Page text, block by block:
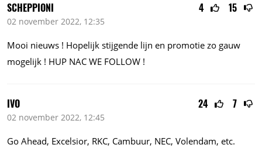
4 15
SCHEPPIONI
02 november 2022, 12:35
Mooi nieuws ! Hopelijk stijgende lijn en promotie zo gauw
mogelijk ! HUP NAC WE FOLLOW !
24 7
IVO
02 november 2022, 12:45
Go Ahead, Excelsior, RKC, Cambuur, NEC, Volendam, etc.